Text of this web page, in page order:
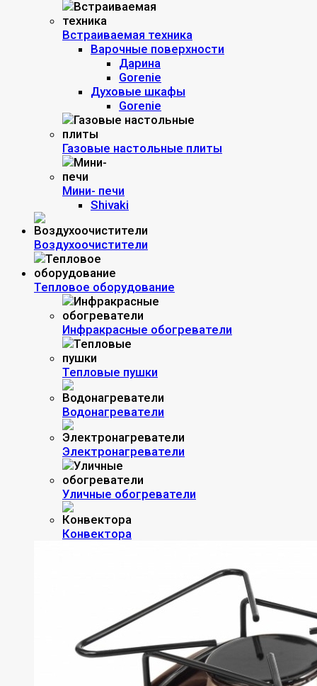
Встраиваемая техника
Варочные поверхности
Дарина
Gorenie
Духовые шкафы
Gorenie
Газовые настольные плиты
Мини- печи
Shivaki
Воздухоочистители
Тепловое оборудование
Инфракрасные обогреватели
Тепловые пушки
Водонагреватели
Электронагреватели
Уличные обогреватели
Конвектора